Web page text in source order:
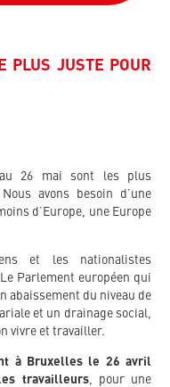
PLUS JUSTE POUR
au 26 mai sont les plus
avons besoin d’une
d’Europe, une Europe
et les nationalistes
Parlement européen qui
abaissement du niveau de
et un drainage social,
vivre et travailler.
à Bruxelles le 26 avril
travailleurs, pour une